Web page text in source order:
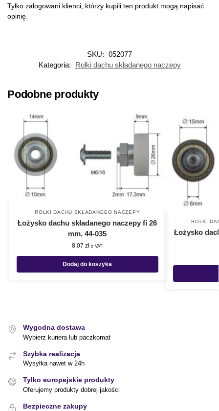
Tylko zalogowani klienci, którzy kupili ten produkt mogą napisać
opinię.
SKU: 052077
Kategoria:
Rolki dachu składanego naczepy
Podobne produkty
ROLKI DACHU SKŁADANEGO NACZEPY
Łożysko dachu składanego naczepy fi 26
mm, 44-035
8.07zł z VAT
Dodaj do koszyka
ROLKI
Łożysko
Wygodna dostawa
Wybierz kuriera lub paczkomat
Szybka realizacja
Wysyłka nawet w 24h
Tylko europejskie produkty
Oferujemy produkty dobrej jakości
Bezpieczne zakupy